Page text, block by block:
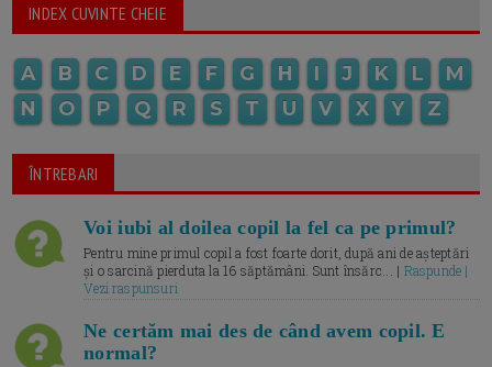
INDEX CUVINTE CHEIE
A B C D E F G H I J K L
M
N
O P Q R S T U V X Y Z
ÎNTREBARI
Voi iubi al doilea copil la fel ca pe primul?
Pentru mine primul copil a fost foarte dorit, după ani de așteptări
și o sarcină pierduta la 16 săptămâni. Sunt însărc... | Raspunde |
Vezi raspunsuri
Ne certăm mai des de când avem copil. E
normal?